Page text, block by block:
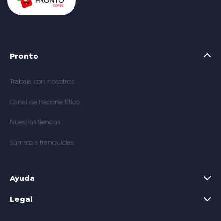
Pronto
Trabaja con nosotros
Canal de Reporte Ético
Nuestras tiendas
Súmate a franquicias
Ayuda
Legal